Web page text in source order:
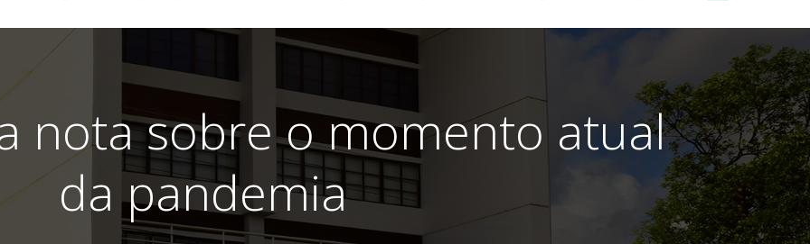
nota sobre o momento atual
da pandemia